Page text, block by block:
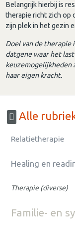
Belangrijk hierbij is
therapie richt zich op
zijn plek in het gezin
Doel van de
datgene waar het
haar eigen kracht.
Alle
Relatietherapie
Healing en
Therapie (diverse)
Familie- en